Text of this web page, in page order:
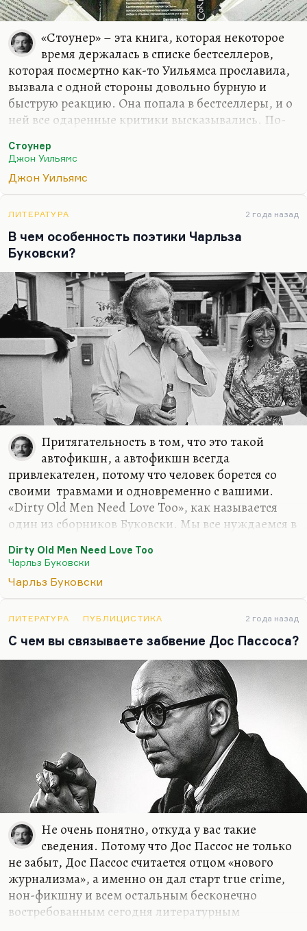
«Стоунер» – эта книга, которая некоторое
время держалась в списке бестселлеров,
которая посмертно как-то Уильямса прославила,
вызвала с одной стороны довольно бурную и
быструю реакцию. Она попала в бестселлеры, и о
ней все одаренные критики высказывались. По-
помню. Но эта мода 2015 года так же и схлынула.
Я почему помню? Как раз мы тогда обедали с
Майклом Вахтелем, тогда заведующим кафедрой
«Стоунера», оба только что его прочли. И Вахтель
сказал:«Какая прекрасная книга, может быть,
лучшая книга о нашей профессии, какая слезная книга,
какая трагическая!». Он, хотя и специалист в
основном по…
Стоунер
Джон Уильямс
Джон Уильямс
ЛИТЕРАТУРА 2 года назад
В чем особенность поэтики Чарльза
Буковски?
Притягательность в том, что это такой
автофикшн, а автофикшн всегда
привлекателен, потому что человек борется со
своими травмами и одновременно с вашими.
«Dirty Old Men Need Love Too», как называется
один из сборников Буковски. Мы все нуждаемся в
хотя он был ухоженный старик. Мне он не очень
нравится потому, что я, как и у Довлатова, не
замечаю в ним ни отважного самоистребления,
самоубийственного, какой был у Венички
Ерофеева, ни литературной новизны; открытий,
которые есть у Фолкнера, Стайрона, Стейнбека.
Я считаю его честным новеллистом, хроникером
собственной жизни и отчасти – хроникером
собственного…
Dirty Old Men Need Love Too
Чарльз Буковски
Чарльз Буковски
ЛИТЕРАТУРА ПУБЛИЦИСТИКА 2 года назад
С чем вы связываете забвение Дос Пассоса?
Не очень понятно, откуда у вас такие
сведения. Потому что Дос Пассос не только
не забыт, Дос Пассос считается отцом «нового
журнализма», а именно он дал старт true crime,
нон-фикшну и всем остальным бесконечно
востребованным сегодня литературным